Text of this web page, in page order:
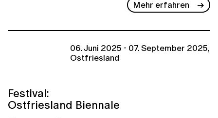
Mehr erfahren
06. Juni 2025 - 07. September 2025,
Ostfriesland
Festival:
Ostfriesland Biennale